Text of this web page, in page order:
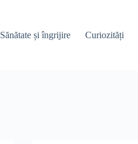
Sănătate și îngrijire Curiozități